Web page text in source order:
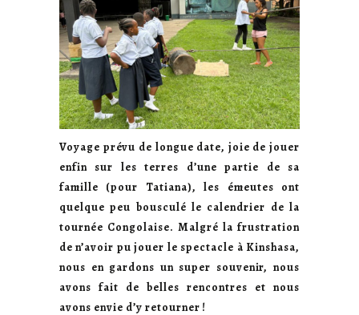
Voyage prévu de longue date, joie de jouer
enfin sur les terres d’une partie de sa
famille (pour Tatiana), les émeutes ont
quelque peu bousculé le calendrier de la
tournée Congolaise. Malgré la frustration
de n’avoir pu jouer le spectacle à Kinshasa,
nous en gardons un super souvenir, nous
avons fait de belles rencontres et nous
avons envie d’y retourner !